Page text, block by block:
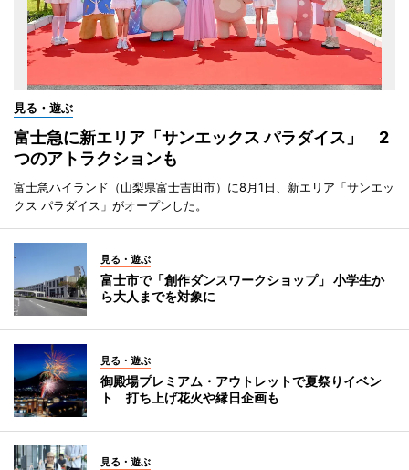
見る・遊ぶ
富士急に新エリア「サンエックス パラダイス」 2
つのアトラクションも
富士急ハイランド（山梨県富士吉田市）に8月1日、新エリア「サンエッ
クス パラダイス」がオープンした。
見る・遊ぶ
富士市で「創作ダンスワークショップ」 小学生か
ら大人までを対象に
見る・遊ぶ
御殿場プレミアム・アウトレットで夏祭りイベン
ト 打ち上げ花火や縁日企画も
見る・遊ぶ